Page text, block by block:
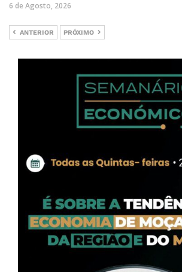
6 de Agosto, 2026
ANTERIOR PRÓXIMO